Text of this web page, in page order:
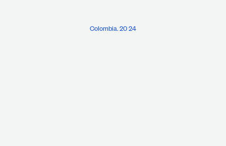
Colombia. 20 24